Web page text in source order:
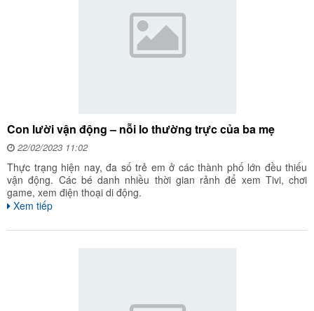
Con lười vận động – nỗi lo thường trực của ba mẹ
22/02/2023 11:02
Thực trạng hiện nay, đa số trẻ em ở các thành phố lớn đều thiếu
vận động. Các bé danh nhiều thời gian rảnh để xem Tivi, chơi
game, xem điện thoại di động.
Xem tiếp